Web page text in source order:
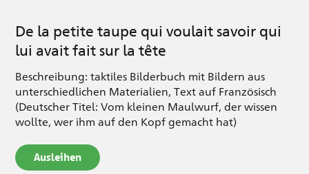
De la petite taupe qui voulait savoir qui
lui avait fait sur la tête
Beschreibung: taktiles Bilderbuch mit Bildern aus
unterschiedlichen Materialien, Text auf Französisch
(Deutscher Titel: Vom kleinen Maulwurf, der wissen
wollte, wer ihm auf den Kopf gemacht hat)
Ausleihen